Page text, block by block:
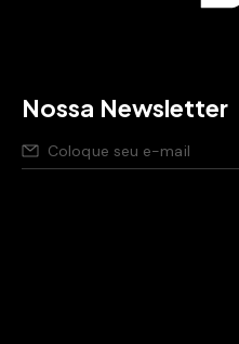
Nossa Newsletter